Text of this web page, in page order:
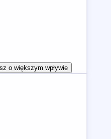
o większym wpływie